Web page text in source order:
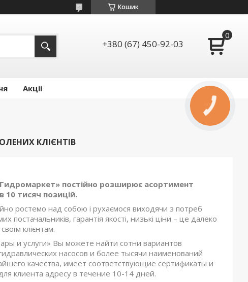
Кошик
+380 (67) 450-92-03
Акціі
КЛІЄНТІВ
постійно розширює асортимент
10 тисяч позицій.
ростемо над собою і рухаємося виходячи з потреб
постачальників, гарантія якості, низькі ціни – це далеко
клієнтам.
и услуги» Вы можете найти сотни вариантов
насосов и более тысячи наименований
качества, имеет соответствующие сертификаты и
клиента адресу в течение 10-14 дней.
КНОПКА
ЗВ'ЯЗКУ